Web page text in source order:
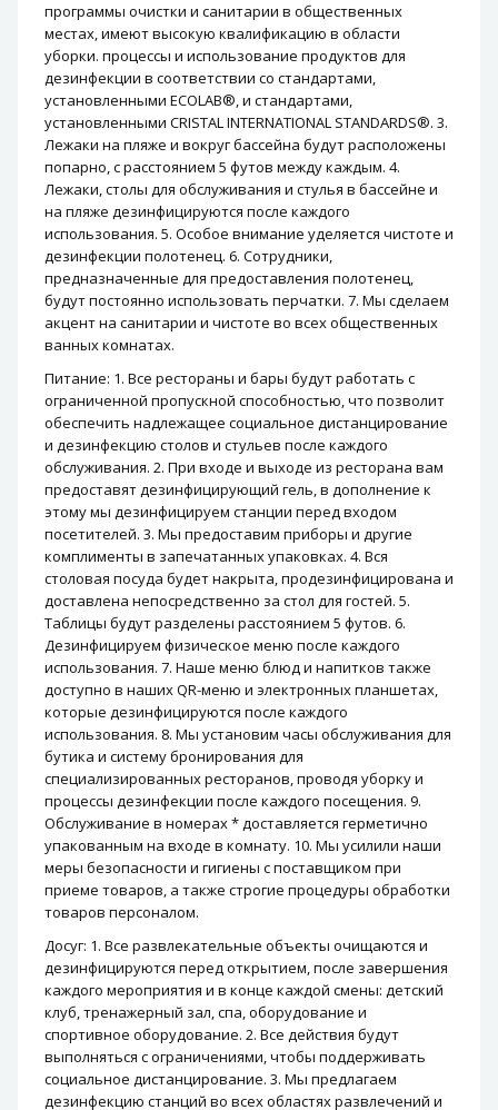
программы очистки и санитарии в общественных
местах, имеют высокую квалификацию в области
уборки. процессы и использование продуктов для
дезинфекции в соответствии со стандартами,
установленными ECOLAB®, и стандартами,
установленными CRISTAL INTERNATIONAL STANDARDS®. 3.
Лежаки на пляже и вокруг бассейна будут расположены
попарно, с расстоянием 5 футов между каждым. 4.
Лежаки, столы для обслуживания и стулья в бассейне и
на пляже дезинфицируются после каждого
использования. 5. Особое внимание уделяется чистоте и
дезинфекции полотенец. 6. Сотрудники,
предназначенные для предоставления полотенец,
будут постоянно использовать перчатки. 7. Мы сделаем
акцент на санитарии и чистоте во всех общественных
ванных комнатах.
Питание: 1. Все рестораны и бары будут работать с
ограниченной пропускной способностью, что позволит
обеспечить надлежащее социальное дистанцирование
и дезинфекцию столов и стульев после каждого
обслуживания. 2. При входе и выходе из ресторана вам
предоставят дезинфицирующий гель, в дополнение к
этому мы дезинфицируем станции перед входом
посетителей. 3. Мы предоставим приборы и другие
комплименты в запечатанных упаковках. 4. Вся
столовая посуда будет накрыта, продезинфицирована и
доставлена ​​непосредственно за стол для гостей. 5.
Таблицы будут разделены расстоянием 5 футов. 6.
Дезинфицируем физическое меню после каждого
использования. 7. Наше меню блюд и напитков также
доступно в наших QR-меню и электронных планшетах,
которые дезинфицируются после каждого
использования. 8. Мы установим часы обслуживания для
бутика и систему бронирования для
специализированных ресторанов, проводя уборку и
процессы дезинфекции после каждого посещения. 9.
Обслуживание в номерах * доставляется герметично
упакованным на входе в комнату. 10. Мы усилили наши
меры безопасности и гигиены с поставщиком при
приеме товаров, а также строгие процедуры обработки
товаров персоналом.
Досуг: 1. Все развлекательные объекты очищаются и
дезинфицируются перед открытием, после завершения
каждого мероприятия и в конце каждой смены: детский
клуб, тренажерный зал, спа, оборудование и
спортивное оборудование. 2. Все действия будут
выполняться с ограничениями, чтобы поддерживать
социальное дистанцирование. 3. Мы предлагаем
дезинфекцию станций во всех областях развлечений и